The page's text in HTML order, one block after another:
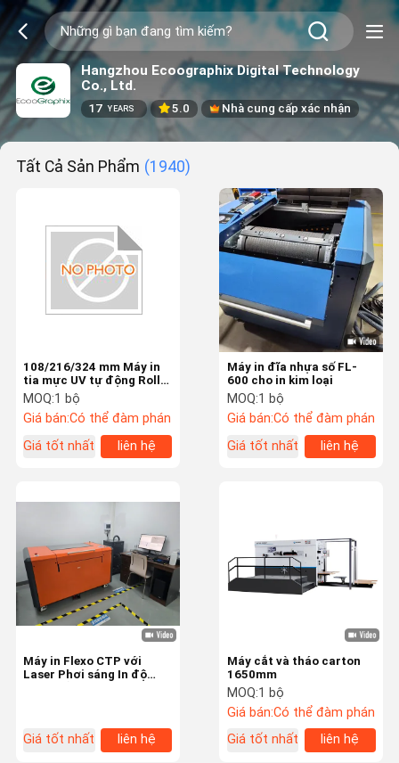
Hangzhou Ecoographix Digital Technology
Co., Ltd.
17 YEARS 5.0 Nhà cung cấp xác nhận
Tất Cả Sản Phẩm (1940)
108/216/324 mm Máy in
tia mực UV tự động Roll
To Roll Full Color
MOQ:1 bộ
Giá bán:Có thể đàm phán
Giá tốt nhất
liên hệ
Máy in đĩa nhựa số FL-
600 cho in kim loại
MOQ:1 bộ
Giá bán:Có thể đàm phán
Giá tốt nhất
liên hệ
Máy in Flexo CTP với
Laser Phơi sáng In độ
Giá tốt nhất liên hệ
Máy cắt và tháo carton
1650mm
MOQ:1 bộ
Giá bán:Có thể đàm phán
Giá tốt nhất
liên hệ